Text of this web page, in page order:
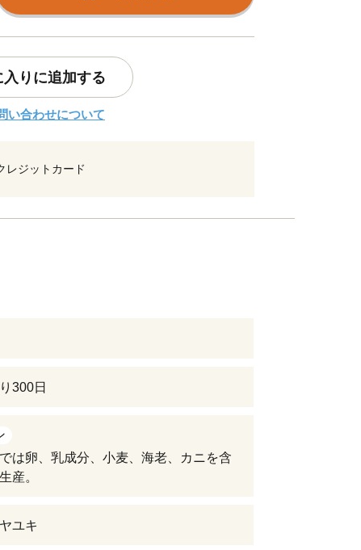
入りに追加する
い合わせについて
レジットカード
300日
は卵、乳成分、小麦、海老、カニを含
産。
ユキ